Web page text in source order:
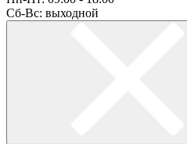
Сб-Вс: выходной